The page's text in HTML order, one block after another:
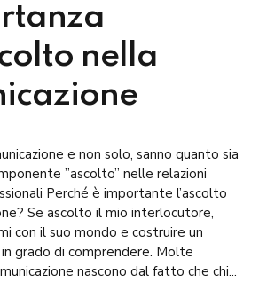
nella
e non solo, sanno quanto sia
”ascolto” nelle relazioni
Perché è importante l’ascolto
Se ascolto il mio interlocutore,
con il suo mondo e costruire un
grado di comprendere. Molte
nascono dal fatto che chi...